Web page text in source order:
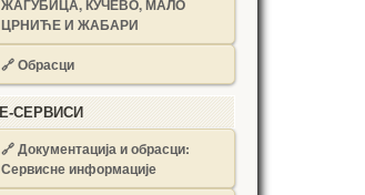
ЖАГУБИЦА, КУЧЕВО, МАЛО
ЦРНИЋЕ И ЖАБАРИ
🔗Обрасци
Е-СЕРВИСИ
🔗 Документација и обрасци:
Сервисне информације